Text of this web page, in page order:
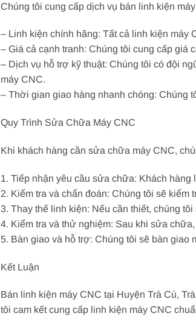
Chúng tôi cung cấp dịch vụ bán linh kiện
– Linh kiện chính hãng: Tất cả linh kiện máy
– Giá cả cạnh tranh: Chúng tôi cung cấp giá
– Dịch vụ hỗ trợ kỹ thuật: Chúng tôi có đội
máy CNC.
– Thời gian giao hàng nhanh chóng: Chúng
Quy Trình Sửa Chữa Máy CNC
Khi khách hàng cần sửa chữa máy CNC,
1. Tiếp nhận yêu cầu sửa chữa: Khách
2. Kiểm tra và chẩn đoán: Chúng tôi sẽ
3. Thay thế linh kiện: Nếu cần thiết, chúng
4. Kiểm tra và thử nghiệm: Sau khi sửa
5. Bàn giao và hỗ trợ: Chúng tôi sẽ bàn giao
Kết Luận
Bán linh kiện máy CNC tại Huyện Trà Cú,
tôi cam kết cung cấp linh kiện máy CNC